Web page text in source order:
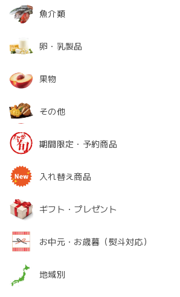
魚介類
卵・乳製品
果物
その他
期間限定・予約商品
入れ替え商品
ギフト・プレゼント
お中元・お歳暮（熨斗対応）
地域別